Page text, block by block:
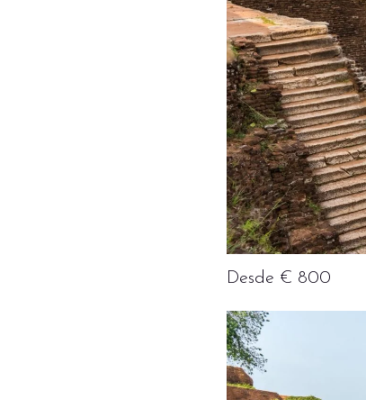
Desde € 800